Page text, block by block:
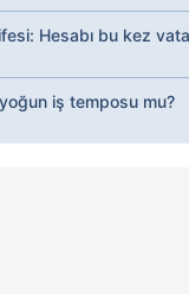
Hesabı bu kez
yoğun iş temposu mu?